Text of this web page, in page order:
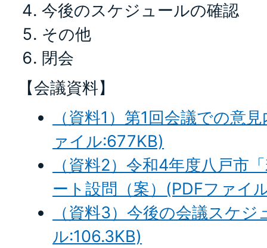
今後のスケジュールの確認
その他
閉会
【会議資料】
（資料1）第1回会議での意
ァイル:677KB)
（資料2）令和4年度八戸市
ート設問（案）(PDFファイ
（資料3）今後の会議スケ
ル:106.3KB)